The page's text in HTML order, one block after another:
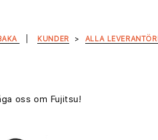
KUNDER ALLA
oss om Fujitsu!